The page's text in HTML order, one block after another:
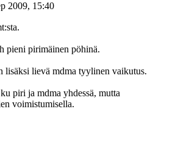
2009, 15:40
pieni pirimäinen pöhinä.
lisäksi lievä mdma tyylinen vaikutus.
piri ja mdma yhdessä, mutta
voimistumisella.